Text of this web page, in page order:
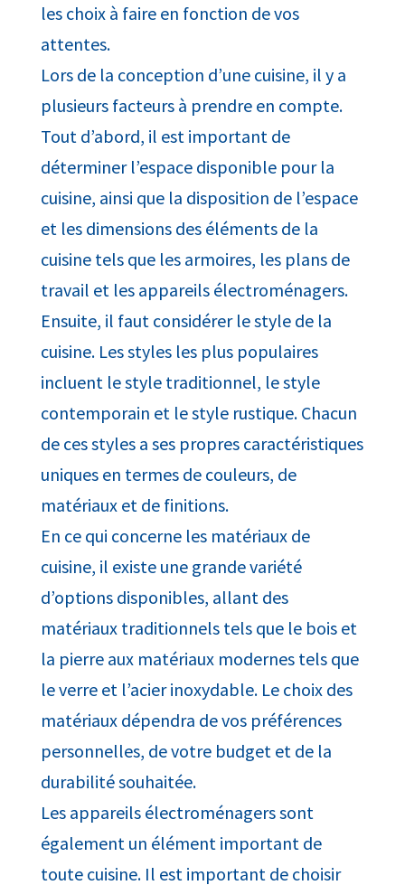
les choix à faire en fonction de vos
attentes.
Lors de la conception d’une cuisine, il y a
plusieurs facteurs à prendre en compte.
Tout d’abord, il est important de
déterminer l’espace disponible pour la
cuisine, ainsi que la disposition de l’espace
et les dimensions des éléments de la
cuisine tels que les armoires, les plans de
travail et les appareils électroménagers.
Ensuite, il faut considérer le style de la
cuisine. Les styles les plus populaires
incluent le style traditionnel, le style
contemporain et le style rustique. Chacun
de ces styles a ses propres caractéristiques
uniques en termes de couleurs, de
matériaux et de finitions.
En ce qui concerne les matériaux de
cuisine, il existe une grande variété
d’options disponibles, allant des
matériaux traditionnels tels que le bois et
la pierre aux matériaux modernes tels que
le verre et l’acier inoxydable. Le choix des
matériaux dépendra de vos préférences
personnelles, de votre budget et de la
durabilité souhaitée.
Les appareils électroménagers sont
également un élément important de
toute cuisine. Il est important de choisir